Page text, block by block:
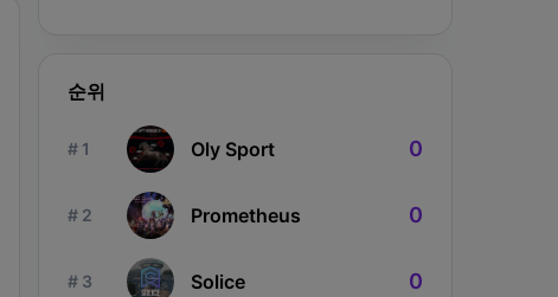
순위
# 1 Oly Sport 0
# 2 Prometheus 0
# 3 Solice 0